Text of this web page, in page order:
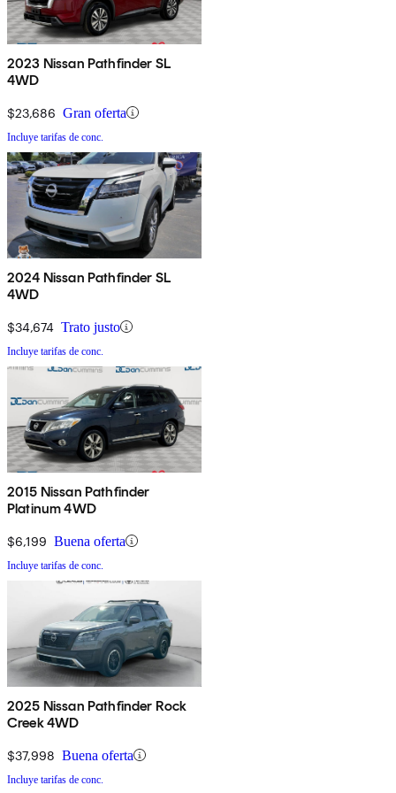
2023 Nissan Pathfinder SL
4WD
$23,686 Gran oferta
Incluye tarifas de conc.
2024 Nissan Pathfinder SL
4WD
$34,674 Trato justo
Incluye tarifas de conc.
2015 Nissan Pathfinder
Platinum 4WD
$6,199 Buena oferta
Incluye tarifas de conc.
2025 Nissan Pathfinder Rock
Creek 4WD
$37,998 Buena oferta
Incluye tarifas de conc.